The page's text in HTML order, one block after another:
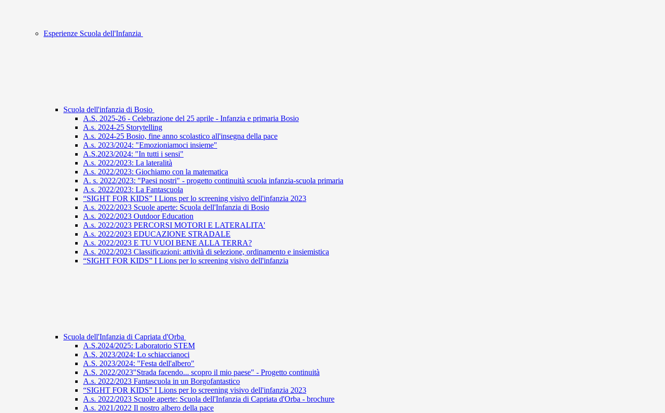
Esperienze Scuola dell'Infanzia
Scuola dell'infanzia di Bosio
A.S. 2025-26 - Celebrazione del 25 aprile - Infanzia e primaria Bosio
A.s. 2024-25 Storytelling
A.s. 2024-25 Bosio, fine anno scolastico all'insegna della pace
A.s. 2023/2024: "Emozioniamoci insieme"
A.S.2023/2024: "In tutti i sensi"
A.s. 2022/2023: La lateralità
A.s. 2022/2023: Giochiamo con la matematica
A. s. 2022/2023: "Paesi nostri" - progetto continuità scuola infanzia-scuola primaria
A.s. 2022/2023: La Fantascuola
“SIGHT FOR KIDS” I Lions per lo screening visivo dell'infanzia 2023
A.s. 2022/2023 Scuole aperte: Scuola dell'Infanzia di Bosio
A.s. 2022/2023 Outdoor Education
A.s. 2022/2023 PERCORSI MOTORI E LATERALITA'
A.s. 2022/2023 EDUCAZIONE STRADALE
A.s. 2022/2023 E TU VUOI BENE ALLA TERRA?
A.s. 2022/2023 Classificazioni: attività di selezione, ordinamento e insiemistica
“SIGHT FOR KIDS” I Lions per lo screening visivo dell'infanzia
Scuola dell'Infanzia di Capriata d'Orba
A.S.2024/2025: Laboratorio STEM
A.S. 2023/2024: Lo schiaccianoci
A.S. 2023/2024: "Festa dell'albero"
A.S. 2022/2023"Strada facendo... scopro il mio paese" - Progetto continuità
A.s. 2022/2023 Fantascuola in un Borgofantastico
“SIGHT FOR KIDS” I Lions per lo screening visivo dell'infanzia 2023
A.s. 2022/2023 Scuole aperte: Scuola dell'Infanzia di Capriata d'Orba - brochure
A.s. 2021/2022 Il nostro albero della pace